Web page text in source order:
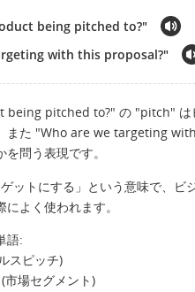
being pitched to?"
with this proposal?"
pitched to?" の "pitch" は
また "Who are we targeting
問う表現です。
ットにする」という意味で、ビ
よく使われます。
語:
スピッチ)
場セグメント)